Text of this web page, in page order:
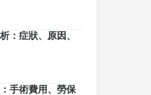
：症狀、原因、
手術費用、勞保